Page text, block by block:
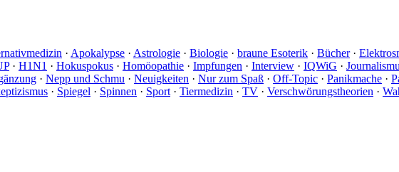
· Apokalypse · Astrologie · Biologie · braune Esoterik · Bücher·
· H1N1 · Hokuspokus · Homöopathie · Impfungen · Interview · IQWiG ·
· Nepp und Schmu · Neuigkeiten · Nur zum Spaß · Off-Topic · Panikmache ·
· Spiegel · Spinnen · Sport · Tiermedizin · TV · Verschwörungstheorien ·